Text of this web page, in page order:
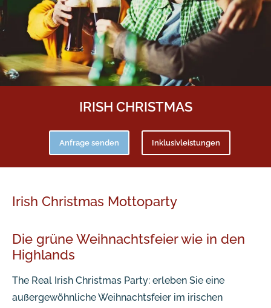
IRISH CHRISTMAS
Anfrage senden Inklusivleistungen
Irish Christmas Mottoparty
Die grüne Weihnachtsfeier wie in den
Highlands
The Real Irish Christmas Party: erleben Sie eine
außergewöhnliche Weihnachtsfeier im irischen